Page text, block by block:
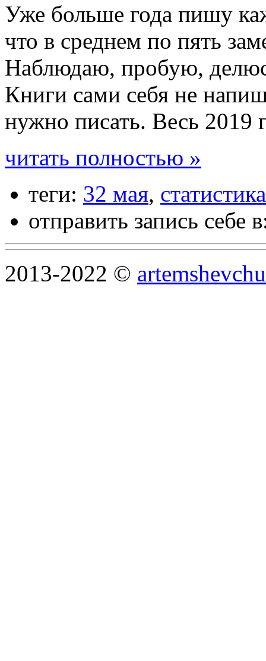
Уже больше года пишу
что в среднем по пять
Наблюдаю, пробую,
Книги сами себя не
нужно писать. Весь 2019
читать полностью »
теги: 32 мая, статистика
отправить запись себе
2013-2022 ©